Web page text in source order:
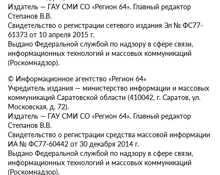
Издатель — ГАУ СМИ СО «Регион 64». Главный редактор
Степанов В.В.
Свидетельство о регистрации сетевого издания Эл № ФС77-
61373 от 10 апреля 2015 г.
Выдано Федеральной службой по надзору в сфере связи,
информационных технологий и массовых коммуникаций
(Роскомнадзор).
© Информационное агентство «Регион 64»
Учредитель издания — министерство информации и массовых
коммуникаций Саратовской области (410042, г. Саратов, ул.
Московская, д. 72).
Издатель — ГАУ СМИ СО «Регион 64». Главный редактор
Степанов В.В.
Свидетельство о регистрации средства массовой информации
ИА № ФС77-60442 от 30 декабря 2014 г.
Выдано Федеральной службой по надзору в сфере связи,
информационных технологий и массовых коммуникаций
(Роскомнадзор).